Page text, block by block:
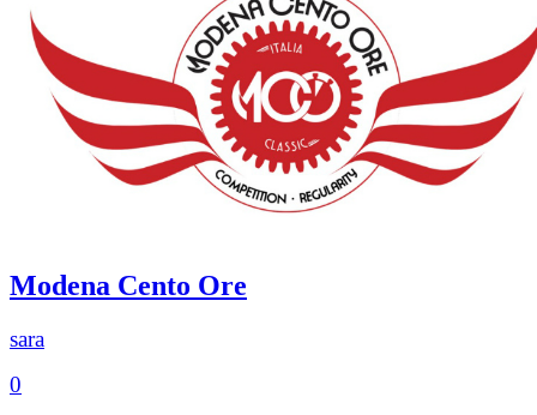
Modena Cento Ore
sara
0